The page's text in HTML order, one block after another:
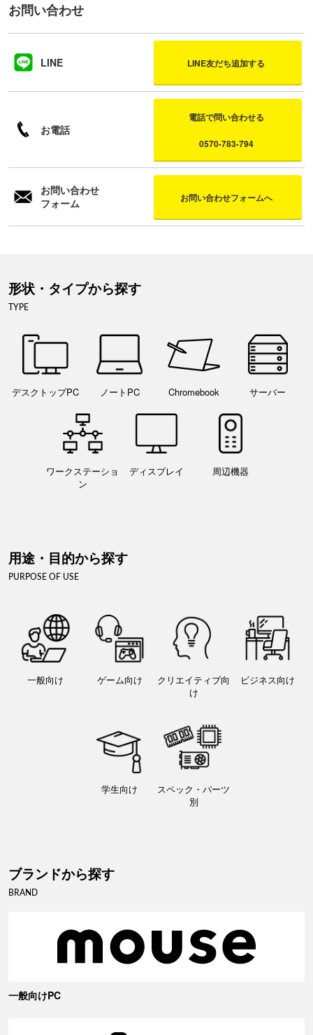
お問い合わせ
LINE LINE友だち追加する
お電話
電話で問い合わせる
0570-783-794
お問い合わせ
フォーム
お問い合わせフォームへ
形状・タイプから探す
TYPE
デスクトップPC ノートPC Chromebook サーバー
ワークステーショ
ン
ディスプレイ 周辺機器
用途・目的から探す
PURPOSE OF USE
一般向け ゲーム向け
クリエイティブ向
け
ビジネス向け
学生向け
スペック・パーツ
別
ブランドから探す
BRAND
一般向けPC